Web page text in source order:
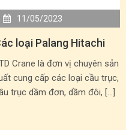
11/05/2023
loại Palang Hitachi
Crane là đơn vị chuyên sản
cung cấp các loại cầu trục,
trục dầm đơn, dầm đôi, […]